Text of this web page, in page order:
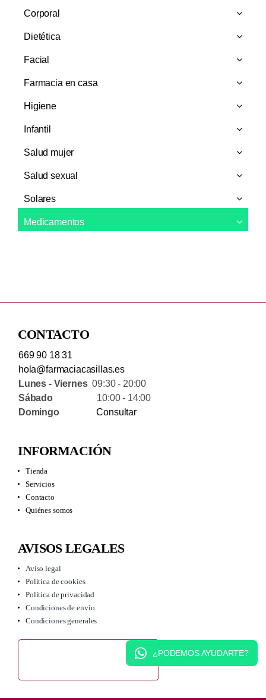
Corporal
Dietética
Facial
Farmacia en casa
Higiene
Infantil
Salud mujer
Salud sexual
Solares
Medicamentos
CONTACTO
669 90 18 31
hola@farmaciacasillas.es
Lunes - Viernes09:30 - 20:00
Sábado10:00 - 14:00
Domingo
Consultar
INFORMACIÓN
Tienda
Servicios
Contacto
Quiénes somos
AVISOS LEGALES
Aviso legal
Política de cookies
Política de privacidad
Condiciones de envío
Condiciones generales
¿PODEMOS AYUDARTE?